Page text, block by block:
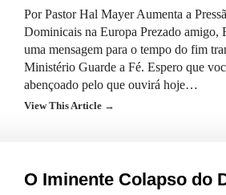
Por Pastor Hal Mayer Aumenta a
Dominicais na Europa Prezado amigo,
uma mensagem para o tempo do fim
Ministério Guarde a Fé. Espero que
abençoado pelo que ouvirá hoje…
View This Article →
O Iminente Colapso do